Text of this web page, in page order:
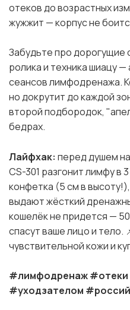
отеков до возрастных
жужжит — корпус не
Забудьте про дорогущие
ролика и техника шиацу
сеансов лимфодренажа.
но докрутит до каждой
второй подбородок,
бедрах.
Лайфхак: перед душем
CS-301 разгонит лимфу в
конфетка (5 см в
выдают жёсткий
кошелёк не придется —
спасут ваше лицо и тело.
чувствительной кожи и
#лимфодренаж
#уходзателом